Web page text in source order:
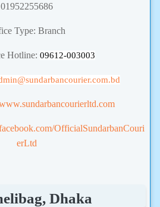
01952255686
Type: Branch
Hotline: 09612-003003
@sundarbancourier.com.bd
OfficialSundarbanCouri
erLtd
Dhaka